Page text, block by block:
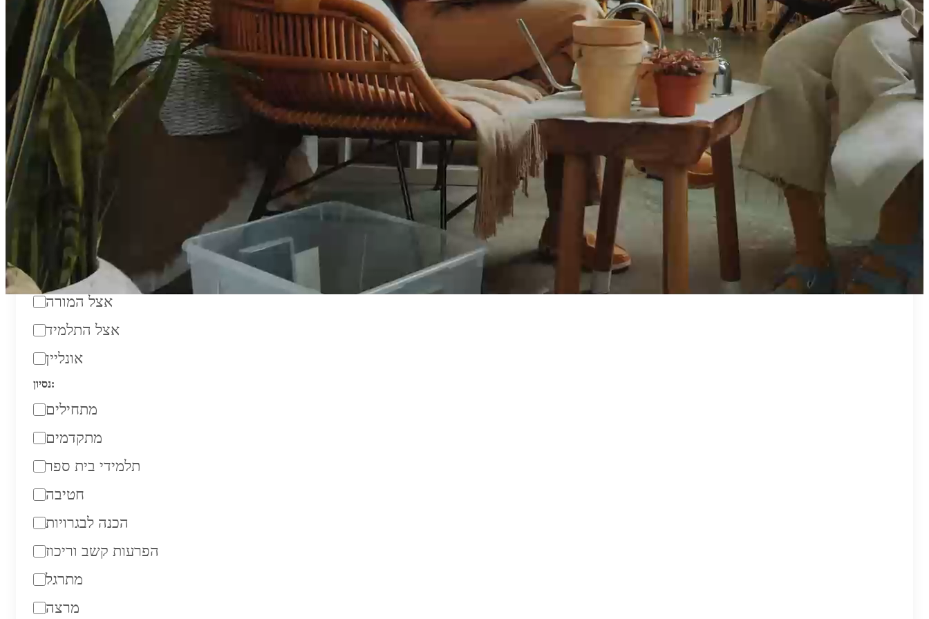
₪50
₪200
סוג:
מקום מפגש:
אצל המורה
אצל התלמיד
אונליין
נסיון:
מתחילים
מתקדמים
תלמידי בית ספר
חטיבה
הכנה לבגרויות
הפרעות קשב וריכוז
מתרגל
מרצה